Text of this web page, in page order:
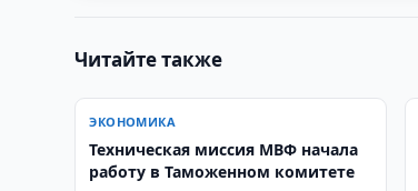
Читайте также
ЭКОНОМИКА
Техническая миссия МВФ начала
работу в Таможенном комитете